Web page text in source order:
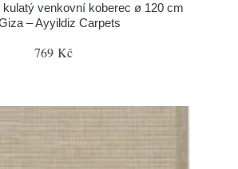
venkovní koberec ø 120 cm
– Ayyildiz Carpets
769 Kč